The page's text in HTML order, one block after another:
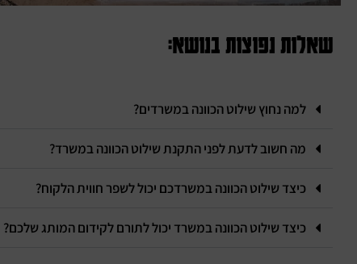
שאלות נפוצות בנושא:
למה נחוץ שילוט הכוונה במשרדים?
מה חשוב לדעת לפני התקנת שילוט הכוונה במשרד?
כיצד שילוט הכוונה במשרדכם יכול לשפר חווית הלקוח?
כיצד שילוט הכוונה במשרד יכול לתורם לקידום המותג שלכם?